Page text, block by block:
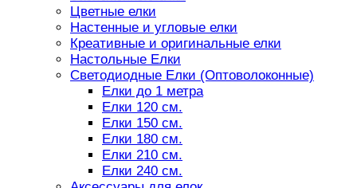
Цветные елки
Настенные и угловые елки
Креативные и оригинальные елки
Настольные Елки
Светодиодные Елки (Оптоволоконные)
Елки до 1 метра
Елки 120 см.
Елки 150 см.
Елки 180 см.
Елки 210 см.
Елки 240 см.